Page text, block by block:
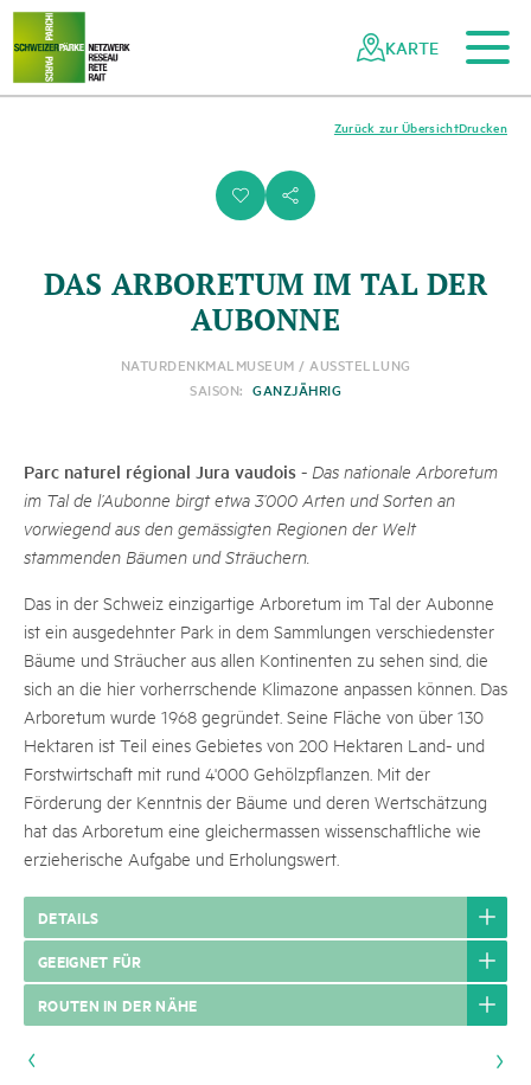
Navigieren
Netzwerk
Schweizer
Schnellnavigation
Zum Hauptinhalt
Zur mobilen Navigation
Zur Suche
Zum Fussbereich
Zur Sitemap
KARTE
i s
Drucken
Zurück zur Übersicht
DAS ARBORETUM IM TAL DER
AUBONNE
NATURDENKMALMUSEUM / AUSSTELLUNG
SAISON: GANZJÄHRIG
Parc naturel régional Jura vaudois - Das nationale Arboretum
im Tal de l’Aubonne birgt etwa 3’000 Arten und Sorten an
vorwiegend aus den gemässigten Regionen der Welt
stammenden Bäumen und Sträuchern.
Das in der Schweiz einzigartige Arboretum im Tal der Aubonne
ist ein ausgedehnter Park in dem Sammlungen verschiedenster
Bäume und Sträucher aus allen Kontinenten zu sehen sind, die
sich an die hier vorherrschende Klimazone anpassen können. Das
Arboretum wurde 1968 gegründet. Seine Fläche von über 130
Hektaren ist Teil eines Gebietes von 200 Hektaren Land- und
Forstwirtschaft mit rund 4'000 Gehölzpflanzen. Mit der
Förderung der Kenntnis der Bäume und deren Wertschätzung
hat das Arboretum eine gleichermassen wissenschaftliche wie
erzieherische Aufgabe und Erholungswert.
DETAILS
GEEIGNET FÜR
ROUTEN IN DER NÄHE